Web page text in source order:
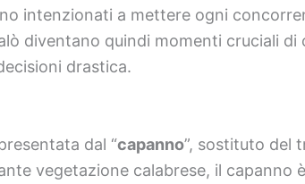
intenzionati a mettere ogni
diventano quindi momenti cruciali
drastica.
dal “capanno”, sostituto del
vegetazione calabrese, il